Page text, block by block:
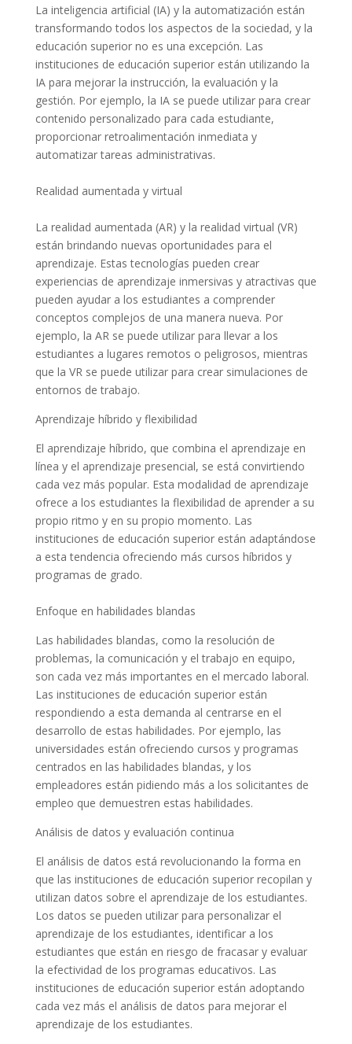
La inteligencia artificial (IA) y la automatización están
transformando todos los aspectos de la sociedad, y la
educación superior no es una excepción. Las
instituciones de educación superior están utilizando la
IA para mejorar la instrucción, la evaluación y la
gestión. Por ejemplo, la IA se puede utilizar para crear
contenido personalizado para cada estudiante,
proporcionar retroalimentación inmediata y
automatizar tareas administrativas.
Realidad aumentada y virtual
La realidad aumentada (AR) y la realidad virtual (VR)
están brindando nuevas oportunidades para el
aprendizaje. Estas tecnologías pueden crear
experiencias de aprendizaje inmersivas y atractivas que
pueden ayudar a los estudiantes a comprender
conceptos complejos de una manera nueva. Por
ejemplo, la AR se puede utilizar para llevar a los
estudiantes a lugares remotos o peligrosos, mientras
que la VR se puede utilizar para crear simulaciones de
entornos de trabajo.
Aprendizaje híbrido y flexibilidad
El aprendizaje híbrido, que combina el aprendizaje en
línea y el aprendizaje presencial, se está convirtiendo
cada vez más popular. Esta modalidad de aprendizaje
ofrece a los estudiantes la flexibilidad de aprender a su
propio ritmo y en su propio momento. Las
instituciones de educación superior están adaptándose
a esta tendencia ofreciendo más cursos híbridos y
programas de grado.
Enfoque en habilidades blandas
Las habilidades blandas, como la resolución de
problemas, la comunicación y el trabajo en equipo,
son cada vez más importantes en el mercado laboral.
Las instituciones de educación superior están
respondiendo a esta demanda al centrarse en el
desarrollo de estas habilidades. Por ejemplo, las
universidades están ofreciendo cursos y programas
centrados en las habilidades blandas, y los
empleadores están pidiendo más a los solicitantes de
empleo que demuestren estas habilidades.
Análisis de datos y evaluación continua
El análisis de datos está revolucionando la forma en
que las instituciones de educación superior recopilan y
utilizan datos sobre el aprendizaje de los estudiantes.
Los datos se pueden utilizar para personalizar el
aprendizaje de los estudiantes, identificar a los
estudiantes que están en riesgo de fracasar y evaluar
la efectividad de los programas educativos. Las
instituciones de educación superior están adoptando
cada vez más el análisis de datos para mejorar el
aprendizaje de los estudiantes.